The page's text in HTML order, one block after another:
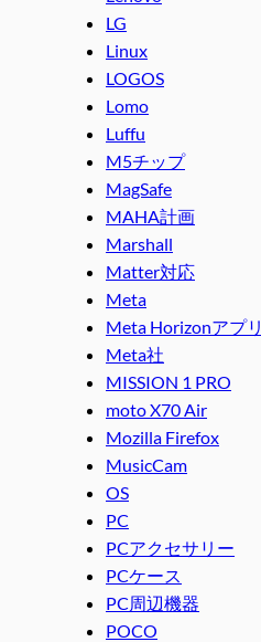
LG
Linux
LOGOS
Lomo
Luffu
M5チップ
MagSafe
MAHA計画
Marshall
Matter対応
Meta
Meta Horizonアプリ
Meta社
MISSION 1 PRO
moto X70 Air
Mozilla Firefox
MusicCam
OS
PC
PCアクセサリー
PCケース
PC周辺機器
POCO